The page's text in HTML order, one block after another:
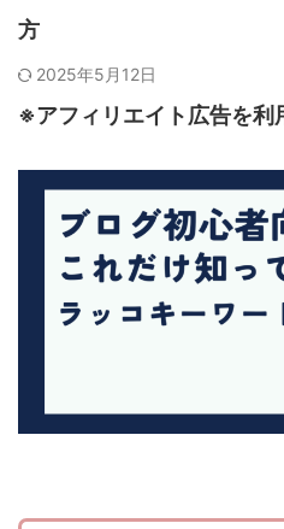
方
2025年5月12日
※アフィリエイト広告を利